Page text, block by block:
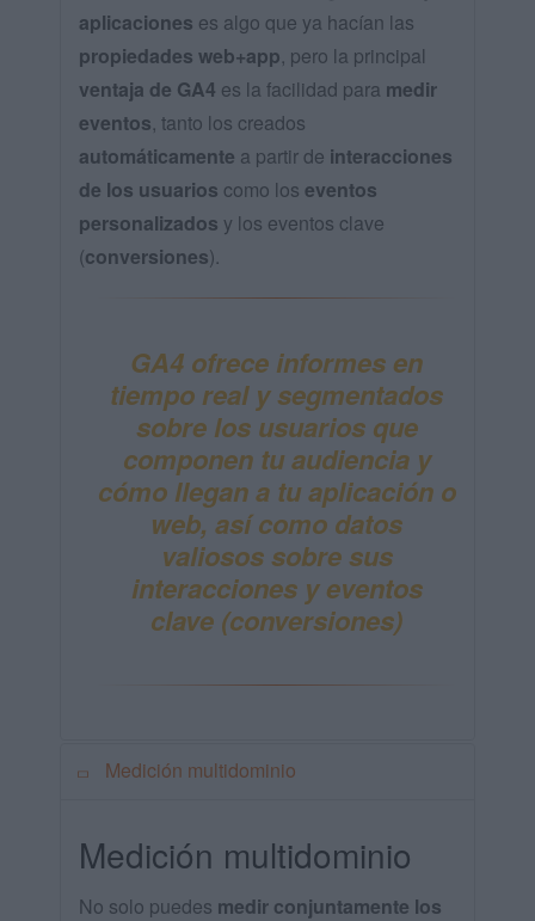
aplicaciones es algo que ya hacían las
propiedades web+app, pero la principal
ventaja de GA4 es la facilidad para medir
eventos, tanto los creados
automáticamente a partir de interacciones
de los usuarios como los eventos
personalizados y los eventos clave
(conversiones).
GA4 ofrece informes en
tiempo real y segmentados
sobre los usuariosque
componen tuaudienciay
cómo llegana tu aplicación o
web, así como datos
valiosos sobre sus
interaccionesy eventos
clave (conversiones)
Medición multidominio
Medición multidominio
No solo puedes medir conjuntamente los